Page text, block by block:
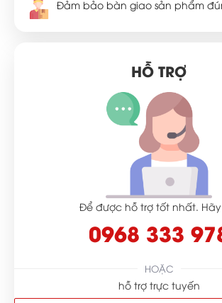
Đảm bảo bàn giao sản phẩm
HỖ TRỢ
Để được hỗ trợ tốt nhất.
0968 333
HOẶC
hỗ trợ trực tuyến